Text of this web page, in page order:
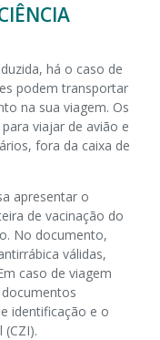
há o caso de
podem transportar
na sua viagem. Os
viajar de avião e
fora da caixa de
apresentar o
de vacinação do
No documento,
válidas,
caso de viagem
identificação e o